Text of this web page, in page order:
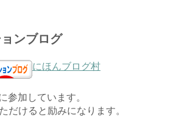
ンブログ
にほんブログ村
参加しています。
だけると励みになります。